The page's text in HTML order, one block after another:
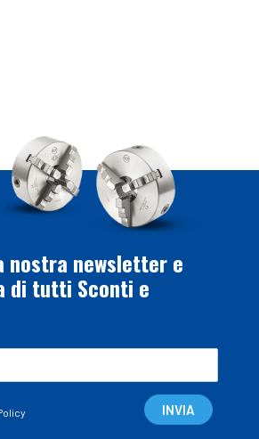
newsletter e
di tutti Sconti e
INVIA